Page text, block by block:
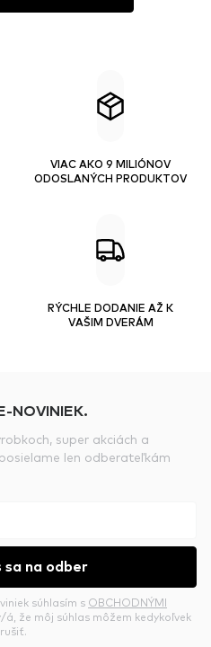
VIAC AKO 9 MILIÓNOV
ODOSLANÝCH PRODUKTOV
RÝCHLE DODANIE AŽ K
VAŠIM DVERÁM
NOVINIEK.
super akciách a
len odberateľkám
sa na odber
súhlasím s OBCHODNÝMI
á, že môj súhlas môžem kedykoľvek